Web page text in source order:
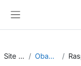
Site pages Obavještenja